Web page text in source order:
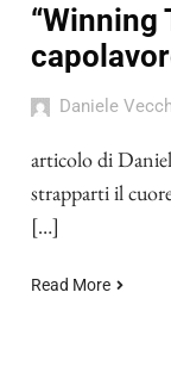
“Winning
Daniele
articolo di
strapparti il
[…]
Read More